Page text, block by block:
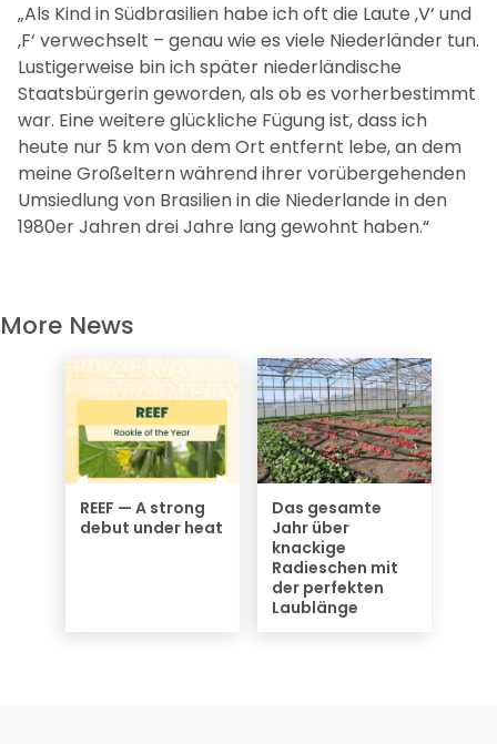
„Als Kind in Südbrasilien habe ich oft die Laute ‚V‘ und
‚F‘ verwechselt – genau wie es viele Niederländer tun.
Lustigerweise bin ich später niederländische
Staatsbürgerin geworden, als ob es vorherbestimmt
war. Eine weitere glückliche Fügung ist, dass ich
heute nur 5 km von dem Ort entfernt lebe, an dem
meine Großeltern während ihrer vorübergehenden
Umsiedlung von Brasilien in die Niederlande in den
1980er Jahren drei Jahre lang gewohnt haben.“
More News
REEF — A strong
debut under heat
Das gesamte
Jahr über
knackige
Radieschen mit
der perfekten
Laublänge